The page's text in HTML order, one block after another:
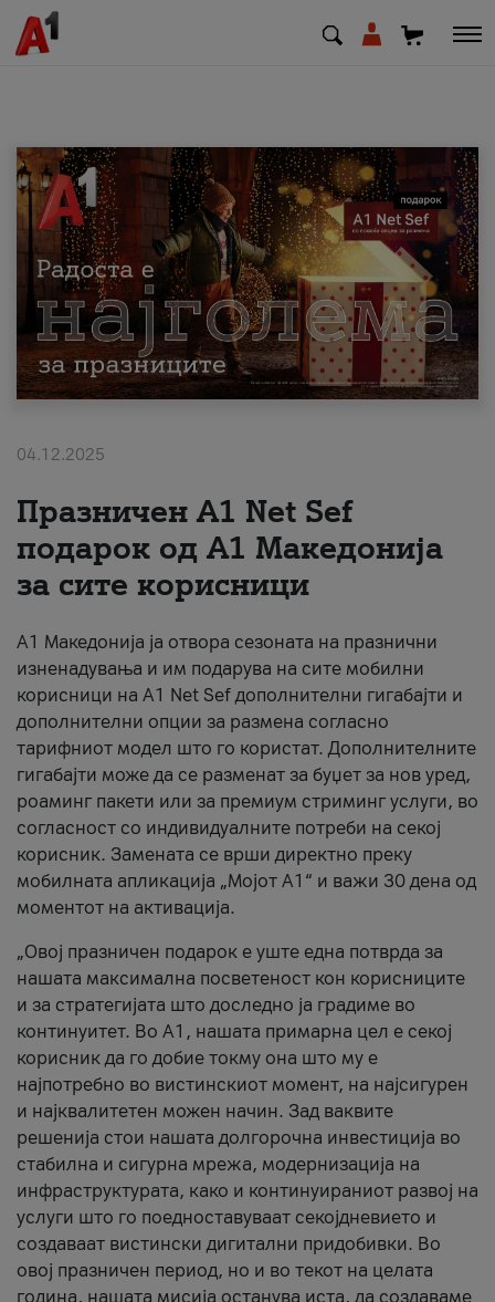
МК EN SQ
Приватни Деловни
Поддршка
Надополни кредит
За нас
#ПодобарОнлајн
04.12.2025
Празничен A1 Net Sеf
подарок од А1 Македонија
за сите корисници
А1 Македонија ја отвора сезоната на празнични
изненадувања и им подарува на сите мобилни
корисници на A1 Net Sef дополнителни гигабајти и
дополнителни опции за размена согласно
тарифниот модел што го користат. Дополнителните
гигабајти може да се разменат за буџет за нов уред,
роаминг пакети или за премиум стриминг услуги, во
согласност со индивидуалните потреби на секој
корисник. Замената се врши директно преку
мобилната апликација „Мојот А1“ и важи 30 дена од
моментот на активација.
„Овој празничен подарок е уште една потврда за
нашата максимална посветеност кон корисниците
и за стратегијата што доследно ја градиме во
континуитет. Во А1, нашата примарна цел е секој
корисник да го добие токму она што му е
најпотребно во вистинскиот момент, на најсигурен
и најквалитетен можен начин. Зад ваквите
решенија стои нашата долгорочна инвестиција во
стабилна и сигурна мрежа, модернизација на
инфраструктурата, како и континуираниот развој на
услуги што го поедноставуваат секојдневието и
создаваат вистински дигитални придобивки. Во
овој празничен период, но и во текот на целата
година, нашата мисија останува иста, да создаваме